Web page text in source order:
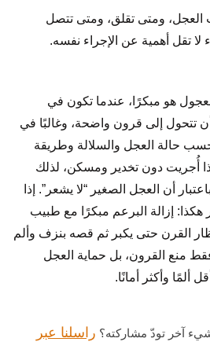
ومتى تقلق، ومتى تتصل
لا تقل أهمية عن الإجراء نفسه.
هو مبكرًا، عندما تكون في
تتحول إلى قرون واضحة، وغالبًا في
حسب حالة العجل والسلالة وطريقة
إذا أُجريت دون تخدير ومسكن، لذلك
أن العجل الصغير “لا يشعر”. إذا
هكذا: إزالة البرعم مبكرًا مع طبيب
القرن حتى يكبر ثم قصه بنزف وألم
منع القرون، بل حماية العجل
ألمًا وأكثر أمانًا.
آخر تودّ مشاركته؟ راسلنا عبر